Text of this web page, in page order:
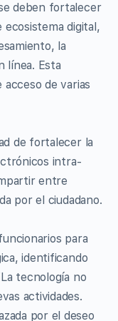
deben fortalecer
ecosistema digital,
la
línea. Esta
de varias
de fortalecer la
intra-
entre
por el ciudadano.
para
identificando
tecnología no
actividades.
por el deseo